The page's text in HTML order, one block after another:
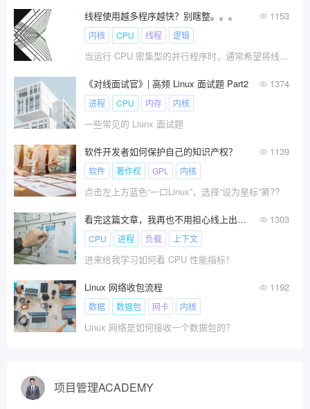
线程使用越多程序越快？别瞎整。。。 1153
内核 CPU 线程 逻辑
当运行 CPU 密集型的并行程序时，通常希望将线程或??
《对线面试官》| 高频 Linux 面试题 Part2 1374
进程 CPU 内存 内核
一些常见的 Liunx 面试题
软件开发者如何保护自己的知识产权？ 1139
软件 著作权 GPL 内核
点击左上方蓝色“一口Linux”，选择“设为星标”第??
看完这篇文章，我再也不用担心线上出现CPU性能问题了（上） 1303
CPU 进程 负载 上下文
进来给我学习如何看 CPU 性能指标！
Linux 网络收包流程 1192
数据 数据包 网卡 内核
Linux 网络是如何接收一个数据包的？
项目管理ACADEMY